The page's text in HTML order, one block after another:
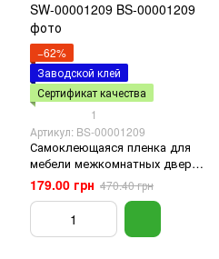
−62%
Заводской клей
Сертификат качества
1
Артикул: BS-00001209
Самоклеющаяся пленка для
мебели межкомнатных дверей
декора интерьера светло-
стальная 0,45х10м SW-
00001209
179.00 грн 470.40 грн